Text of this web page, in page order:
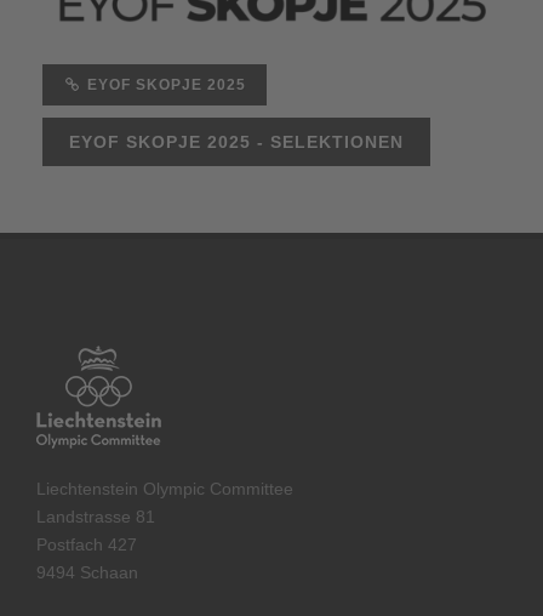
EYOF SKOPJE 2025
EYOF SKOPJE 2025 - SELEKTIONEN
Liechtenstein Olympic Committee
Landstrasse 81
Postfach 427
9494 Schaan